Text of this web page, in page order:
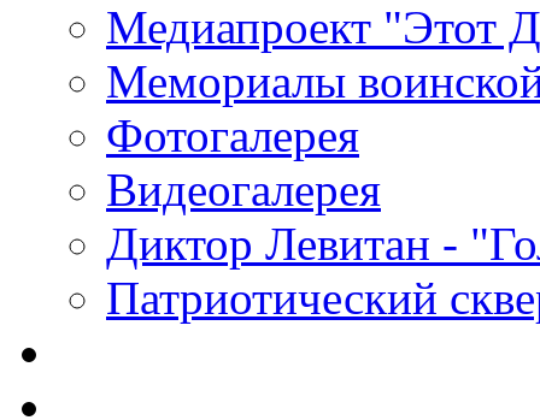
Медиапроект "Этот
Мемориалы
Фотогалерея
Видеогалерея
Диктор Левитан -
Патриотический